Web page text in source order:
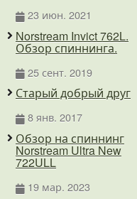
23 июн. 2021
Norstream Invict 762L.
Обзор спиннинга.
25 сент. 2019
Старый добрый друг
8 янв. 2017
Обзор на спиннинг
Norstream Ultra New
722ULL
19 мар. 2023